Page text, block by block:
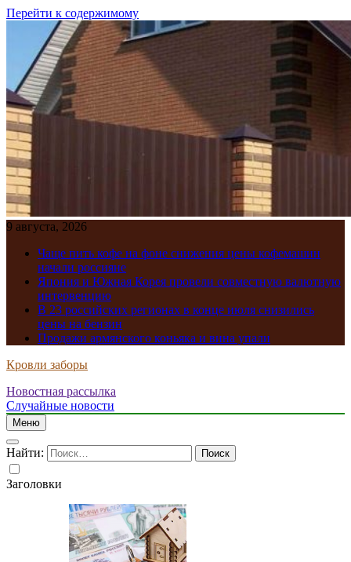
Перейти к содержимому
9 августа, 2026
Чаще пить кофе на фоне снижения цены кофемашин
начали россияне
Япония и Южная Корея провели совместную валютную
интервенцию
В 23 российских регионах в конце июля снизились
цены на бензин
Продажи армянского коньяка и вина упали
Кровли заборы
Новостная рассылка
Случайные новости
Меню
Найти:
Заголовки